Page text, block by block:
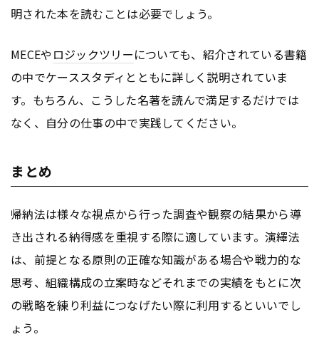
明された本を読むことは必要でしょう。
MECEやロジックツリーについても、紹介されている書籍
の中でケーススタディとともに詳しく説明されていま
す。もちろん、こうした名著を読んで満足するだけでは
なく、自分の仕事の中で実践してください。
まとめ
帰納法は様々な視点から行った調査や観察の結果から導
き出される納得感を重視する際に適しています。演繹法
は、前提となる原則の正確な知識がある場合や戦力的な
思考、組織構成の立案時などそれまでの実績をもとに次
の戦略を練り利益につなげたい際に利用するといいでし
ょう。